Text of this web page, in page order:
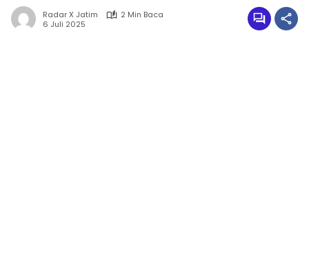
Radar X Jatim
2 Min Baca
6 Juli 2025